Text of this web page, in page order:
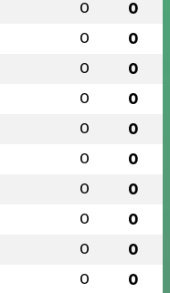
0 0
0 0
0 0
0 0
0 0
0 0
0 0
0 0
0 0
0 0